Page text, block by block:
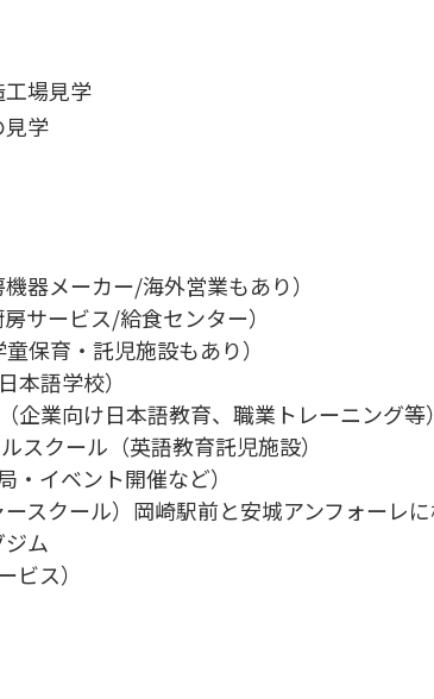
場見学
学
器メーカー/海外営業もあり）
サービス/給食センター）
保育・託児施設もあり）
本語学校）
企業向け日本語教育、職業トレーニング等）
スクール（英語教育託児施設）
・イベント開催など）
スクール）岡崎駅前と安城アンフォーレ
ム
ビス）